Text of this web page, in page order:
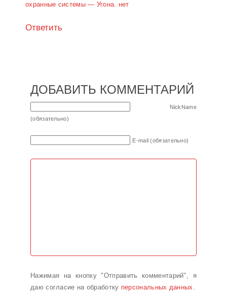
охранные системы — Угона. нет
Ответить
ДОБАВИТЬ КОММЕНТАРИЙ
NickName
(обязательно)
E-mail (обязательно)
Нажимая на кнопку "Отправить комментарий", я
даю согласие на обработку персональных данных .